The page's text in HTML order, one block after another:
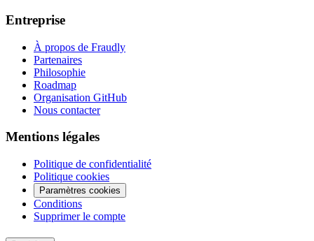
Entreprise
À propos de Fraudly
Partenaires
Philosophie
Roadmap
Organisation GitHub
Nous contacter
Mentions légales
Politique de confidentialité
Politique cookies
Paramètres cookies
Conditions
Supprimer le compte